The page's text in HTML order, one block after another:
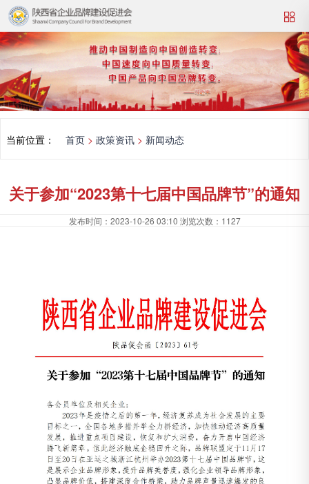
当前位置： 首页 > 政策资讯 > 新闻动态
关于参加“2023第十七届中国品牌节”的通知
发布时间： 2023-10-26 03:10 浏览次数： 1127